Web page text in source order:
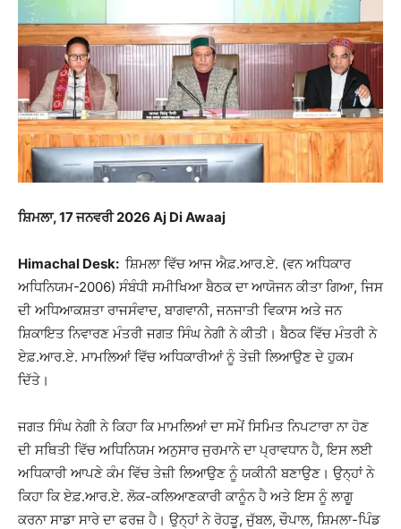
ਸ਼ਿਮਲਾ, 17 ਜਨਵਰੀ 2026 Aj Di Awaaj
Himachal Desk: ਸ਼ਿਮਲਾ ਵਿੱਚ ਆਜ ਐਫ਼.ਆਰ.ਏ. (ਵਨ ਅਧਿਕਾਰ
ਅਧਿਨਿਯਮ-2006) ਸੰਬੰਧੀ ਸਮੀਖਿਆ ਬੈਠਕ ਦਾ ਆਯੋਜਨ ਕੀਤਾ ਗਿਆ, ਜਿਸ
ਦੀ ਅਧਿਆਕਸ਼ਤਾ ਰਾਜਸੰਵਾਦ, ਬਾਗਵਾਨੀ, ਜਨਜਾਤੀ ਵਿਕਾਸ ਅਤੇ ਜਨ
ਸ਼ਿਕਾਇਤ ਨਿਵਾਰਣ ਮੰਤਰੀ ਜਗਤ ਸਿੰਘ ਨੇਗੀ ਨੇ ਕੀਤੀ। ਬੈਠਕ ਵਿੱਚ ਮੰਤਰੀ ਨੇ
ਏਫ਼.ਆਰ.ਏ. ਮਾਮਲਿਆਂ ਵਿੱਚ ਅਧਿਕਾਰੀਆਂ ਨੂੰ ਤੇਜ਼ੀ ਲਿਆਉਣ ਦੇ ਹੁਕਮ
ਦਿੱਤੇ।
ਜਗਤ ਸਿੰਘ ਨੇਗੀ ਨੇ ਕਿਹਾ ਕਿ ਮਾਮਲਿਆਂ ਦਾ ਸਮੇਂ ਸਿਮਿਤ ਨਿਪਟਾਰਾ ਨਾ ਹੋਣ
ਦੀ ਸਥਿਤੀ ਵਿੱਚ ਅਧਿਨਿਯਮ ਅਨੁਸਾਰ ਜੁਰਮਾਨੇ ਦਾ ਪ੍ਰਾਵਧਾਨ ਹੈ, ਇਸ ਲਈ
ਅਧਿਕਾਰੀ ਆਪਣੇ ਕੰਮ ਵਿੱਚ ਤੇਜ਼ੀ ਲਿਆਉਣ ਨੂੰ ਯਕੀਨੀ ਬਣਾਉਣ। ਉਨ੍ਹਾਂ ਨੇ
ਕਿਹਾ ਕਿ ਏਫ਼.ਆਰ.ਏ. ਲੋਕ-ਕਲਿਆਣਕਾਰੀ ਕਾਨੂੰਨ ਹੈ ਅਤੇ ਇਸ ਨੂੰ ਲਾਗੂ
ਕਰਨਾ ਸਾਡਾ ਸਾਰੇ ਦਾ ਫਰਜ਼ ਹੈ। ਉਨ੍ਹਾਂ ਨੇ ਰੋਹੜੂ, ਜੁੱਬਲ, ਚੌਪਾਲ, ਸ਼ਿਮਲਾ-ਪਿੰਡ